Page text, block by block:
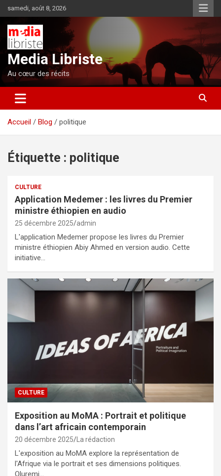
au
contenu
samedi, août 8, 2026
Media Libriste
Au cœur des récits
Accueil Blog politique
Étiquette : politique
CULTURE
Application Medemer : les livres du Premier
ministre éthiopien en audio
25 décembre 2025 admin
L'application Medemer propose les livres du Premier
ministre éthiopien Abiy Ahmed en version audio. Cette
initiative…
CULTURE
Exposition au MoMA : Portrait et politique
dans l’art africain contemporain
20 décembre 2025 La rédaction
L'exposition au MoMA explore la représentation de
l'Afrique via le portrait et ses dimensions politiques.
Oluremi…